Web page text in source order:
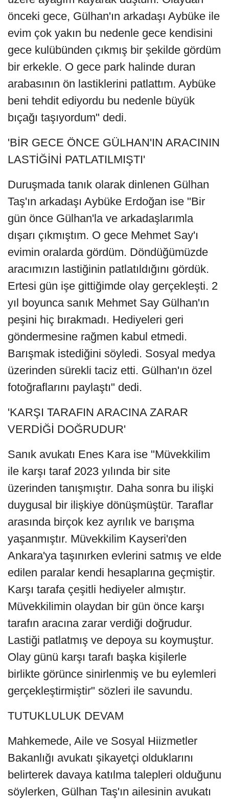
önceki gece, Gülhan'ın arkadaşı Aybüke ile
evim çok yakın bu nedenle gece kendisini
gece kulübünden çıkmış bir şekilde gördüm
bir erkekle. O gece park halinde duran
arabasının ön lastiklerini patlattım. Aybüke
beni tehdit ediyordu bu nedenle büyük
bıçağı taşıyordum" dedi.
'BİR GECE ÖNCE GÜLHAN'IN ARACININ
LASTİĞİNİ PATLATILMIŞTI'
Duruşmada tanık olarak dinlenen Gülhan
Taş'ın arkadaşı Aybüke Erdoğan ise "Bir
gün önce Gülhan'la ve arkadaşlarımla
dışarı çıkmıştım. O gece Mehmet Say'ı
evimin oralarda gördüm. Döndüğümüzde
aracımızın lastiğinin patlatıldığını gördük.
Ertesi gün işe gittiğimde olay gerçekleşti. 2
yıl boyunca sanık Mehmet Say Gülhan'ın
peşini hiç bırakmadı. Hediyeleri geri
göndermesine rağmen kabul etmedi.
Barışmak istediğini söyledi. Sosyal medya
üzerinden sürekli taciz etti. Gülhan'ın özel
fotoğraflarını paylaştı" dedi.
'KARŞI TARAFIN ARACINA ZARAR
VERDİĞİ DOĞRUDUR'
Sanık avukatı Enes Kara ise "Müvekkilim
ile karşı taraf 2023 yılında bir site
üzerinden tanışmıştır. Daha sonra bu ilişki
duygusal bir ilişkiye dönüşmüştür. Taraflar
arasında birçok kez ayrılık ve barışma
yaşanmıştır. Müvekkilim Kayseri'den
Ankara'ya taşınırken evlerini satmış ve elde
edilen paralar kendi hesaplarına geçmiştir.
Karşı tarafa çeşitli hediyeler almıştır.
Müvekkilimin olaydan bir gün önce karşı
tarafın aracına zarar verdiği doğrudur.
Lastiği patlatmış ve depoya su koymuştur.
Olay günü karşı tarafı başka kişilerle
birlikte görünce sinirlenmiş ve bu eylemleri
gerçekleştirmiştir" sözleri ile savundu.
TUTUKLULUK DEVAM
Mahkemede, Aile ve Sosyal Hiizmetler
Bakanlığı avukatı şikayetçi olduklarını
belirterek davaya katılma talepleri olduğunu
söylerken, Gülhan Taş'ın ailesinin avukatı